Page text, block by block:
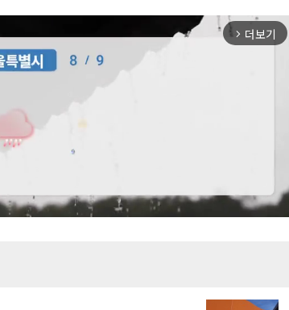
arrow_forward_ios 더보기